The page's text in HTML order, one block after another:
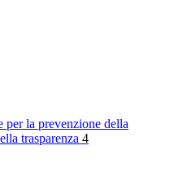
per la prevenzione della
trasparenza 4